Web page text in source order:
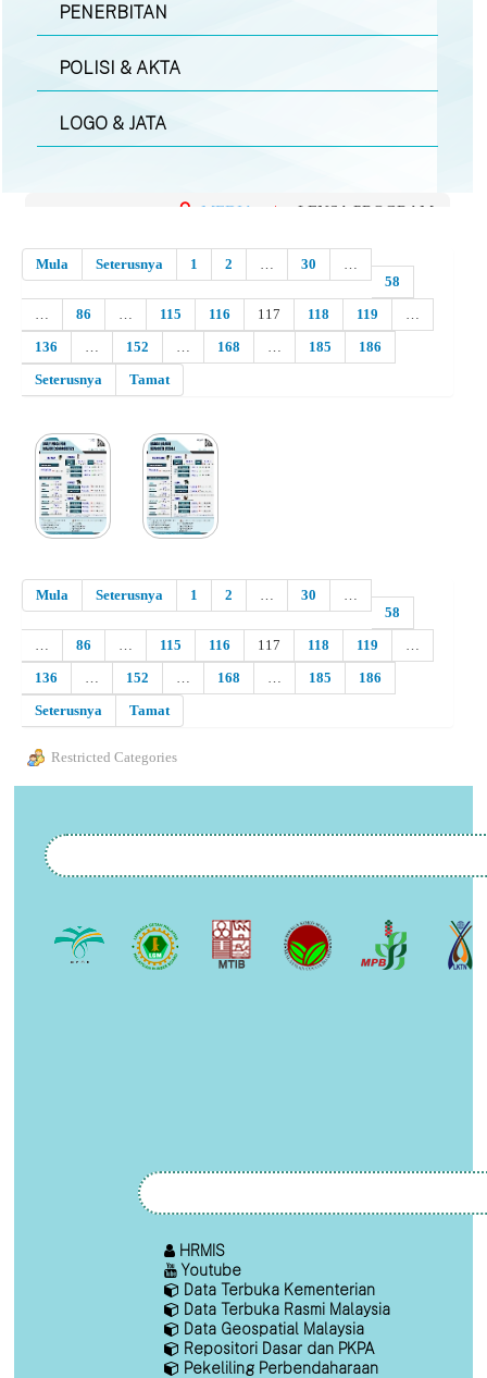
PENERBITAN
POLISI & AKTA
LOGO & JATA
MEDIA | LENSA PROGRAM
Mula Seterusnya 1 2 … 30
…
58
…
86 … 115 116 117 118 119
…
136
… 152 … 168 … 185
186
Seterusnya
Tamat
Mula Seterusnya 1 2 … 30
…
58
…
86 … 115 116 117 118 119
…
136
… 152 … 168 … 185
186
Seterusnya
Tamat
Restricted Categories
HRMIS
Youtube
Data Terbuka Kementerian
Data Terbuka Rasmi Malaysia
Data Geospatial Malaysia
Repositori Dasar dan PKPA
Pekeliling Perbendaharaan